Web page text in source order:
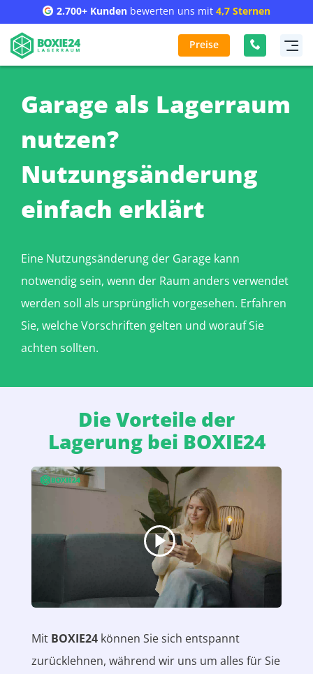
2.700+ Kunden bewerten uns mit 4,7 Sternen
Preise
Garage als Lagerraum
nutzen?
Nutzungsänderung
einfach erklärt
Eine Nutzungsänderung der Garage kann
notwendig sein, wenn der Raum anders verwendet
werden soll als ursprünglich vorgesehen. Erfahren
Sie, welche Vorschriften gelten und worauf Sie
achten sollten.
Die Vorteile der
Lagerung bei BOXIE24
Mit BOXIE24können Sie sich entspannt
zurücklehnen, während wir uns um alles für Sie